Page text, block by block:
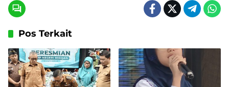
Pos Terkait